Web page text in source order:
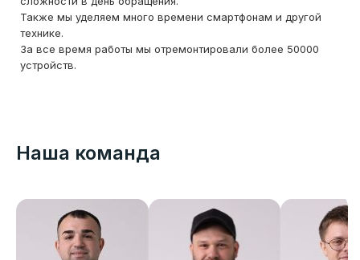
Также мы уделяем много времени смартфонам и другой
технике.
За все время работы мы отремонтировали более 50000
устройств.
Наша команда